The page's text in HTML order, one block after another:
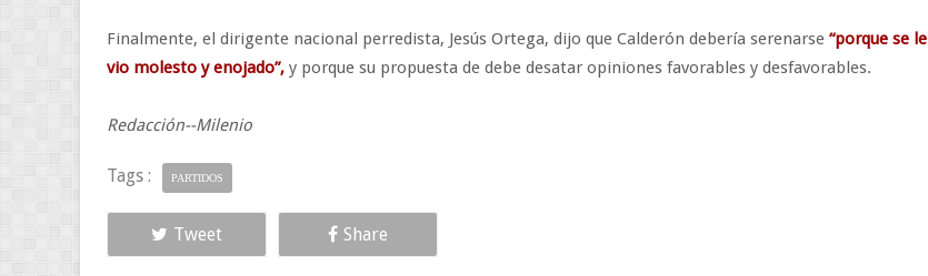
Finalmente, el dirigente nacional perredista, Jesús Ortega, dijo que Calderón debería serenarse “porque se le
vio molesto y enojado”, y porque su propuesta de debe desatar opiniones favorables y desfavorables.
Redacción--Milenio
Tags : PARTIDOS
Tweet Share